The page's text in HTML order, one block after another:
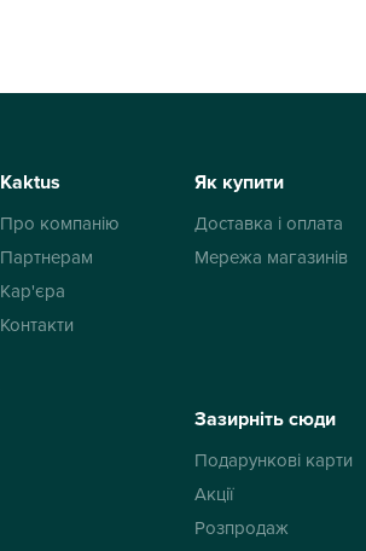
Kaktus
Про компанію
Партнерам
Кар'єра
Контакти
Як купити
Доставка і оплата
Мережа магазинів
Зазирніть сюди
Подарункові карти
Акції
Розпродаж